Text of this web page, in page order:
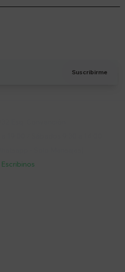
Suscribirme
Escribinos